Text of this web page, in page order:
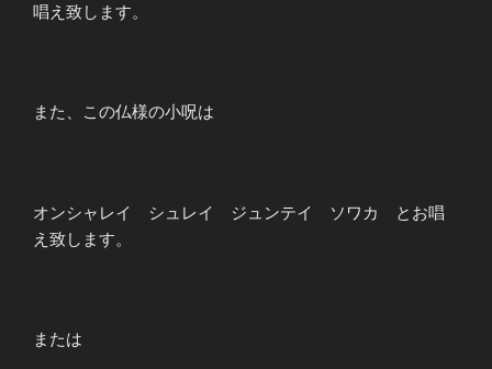
唱え致します。
また、この仏様の小呪は
オンシャレイ シュレイ ジュンテイ ソワカ とお唱
え致します。
または